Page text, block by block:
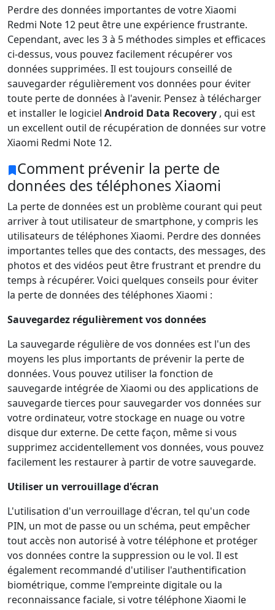
Perdre des données importantes de votre Xiaomi
Redmi Note 12 peut être une expérience frustrante.
Cependant, avec les 3 à 5 méthodes simples et efficaces
ci-dessus, vous pouvez facilement récupérer vos
données supprimées. Il est toujours conseillé de
sauvegarder régulièrement vos données pour éviter
toute perte de données à l'avenir. Pensez à télécharger
et installer le logiciel Android Data Recovery , qui est
un excellent outil de récupération de données sur votre
Xiaomi Redmi Note 12.
Comment prévenir la perte de
données des téléphones Xiaomi
La perte de données est un problème courant qui peut
arriver à tout utilisateur de smartphone, y compris les
utilisateurs de téléphones Xiaomi. Perdre des données
importantes telles que des contacts, des messages, des
photos et des vidéos peut être frustrant et prendre du
temps à récupérer. Voici quelques conseils pour éviter
la perte de données des téléphones Xiaomi :
Sauvegardez régulièrement vos données
La sauvegarde régulière de vos données est l'un des
moyens les plus importants de prévenir la perte de
données. Vous pouvez utiliser la fonction de
sauvegarde intégrée de Xiaomi ou des applications de
sauvegarde tierces pour sauvegarder vos données sur
votre ordinateur, votre stockage en nuage ou votre
disque dur externe. De cette façon, même si vous
supprimez accidentellement vos données, vous pouvez
facilement les restaurer à partir de votre sauvegarde.
Utiliser un verrouillage d'écran
L'utilisation d'un verrouillage d'écran, tel qu'un code
PIN, un mot de passe ou un schéma, peut empêcher
tout accès non autorisé à votre téléphone et protéger
vos données contre la suppression ou le vol. Il est
également recommandé d'utiliser l'authentification
biométrique, comme l'empreinte digitale ou la
reconnaissance faciale, si votre téléphone Xiaomi le